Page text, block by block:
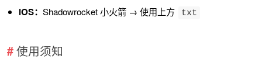
iOS： Shadowrocket 小火箭 → 使用上方 txt
使用须知